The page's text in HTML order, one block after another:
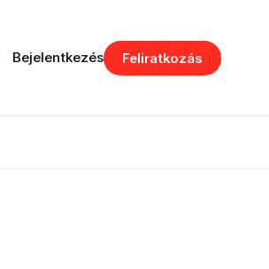
Bejelentkezés Feliratkozás